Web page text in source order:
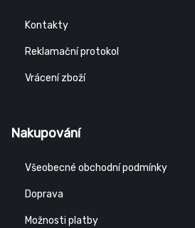
Kontakty
Reklamační protokol
Vrácení zboží
Nakupování
Všeobecné obchodní podmínky
Doprava
Možnosti platby